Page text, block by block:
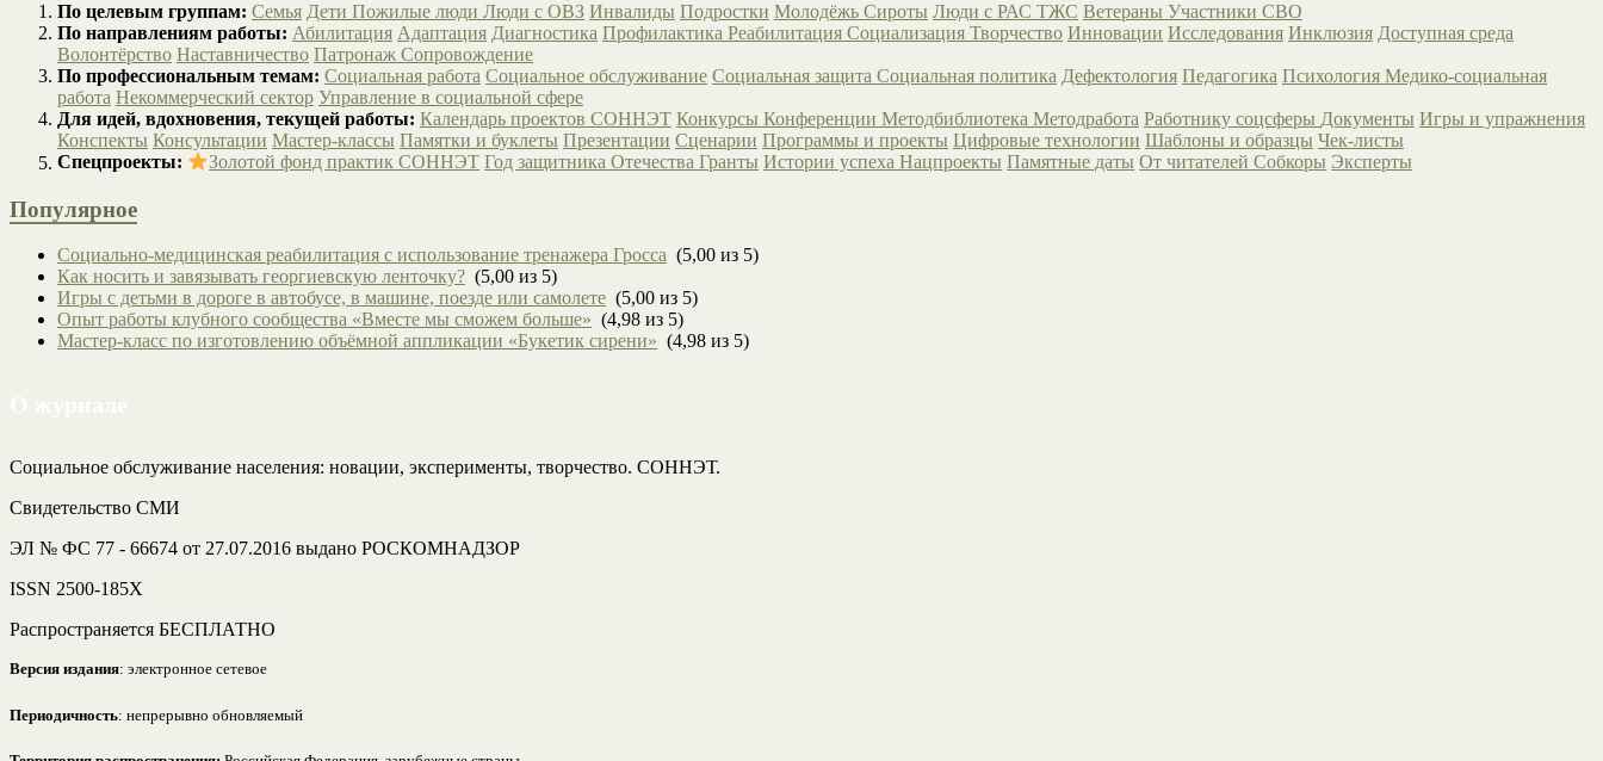
По целевым группам: Семья Дети Пожилые люди Люди с ОВЗ Инвалиды Подростки Молодёжь Сироты Люди с РАС ТЖС Ветераны Участники СВО
По направлениям работы: Абилитация Адаптация Диагностика Профилактика Реабилитация Социализация Творчество Инновации Исследования Инклюзия Доступная среда
Волонтёрство Наставничество Патронаж Сопровождение
По профессиональным темам: Социальная работа Социальное обслуживание Социальная защита Социальная политика Дефектология Педагогика Психология Медико-социальная
работа Некоммерческий сектор Управление в социальной сфере
Для идей, вдохновения, текущей работы: Календарь проектов СОННЭТ Конкурсы Конференции Методбиблиотека Методработа Работнику соцсферы Документы Игры и упражнения
Конспекты Консультации Мастер-классы Памятки и буклеты Презентации Сценарии Программы и проекты Цифровые технологии Шаблоны и образцы Чек-листы
Спецпроекты:
Золотой фонд практик СОННЭТ Год защитника ОтечестваГранты Истории успехаНацпроекты Памятные даты От читателейСобкоры Эксперты
Популярное
Социально-медицинская реабилитация с использование тренажера Гросса (5,00 из 5)
Как носить и завязывать георгиевскую ленточку? (5,00 из 5)
Игры с детьми в дороге в автобусе, в машине, поезде или самолете (5,00 из 5)
Опыт работы клубного сообщества «Вместе мы сможем больше» (4,98 из 5)
Мастер-класс по изготовлению объёмной аппликации «Букетик сирени» (4,98 из 5)
Социальное обслуживание населения: новации, эксперименты, творчество. СОННЭТ.
Свидетельство СМИ
ЭЛ № ФС 77 - 66674 от 27.07.2016 выдано РОСКОМНАДЗОР
ISSN 2500-185Х
Распространяется БЕСПЛАТНО
Версия издания: электронное сетевое
Периодичность: непрерывно обновляемый